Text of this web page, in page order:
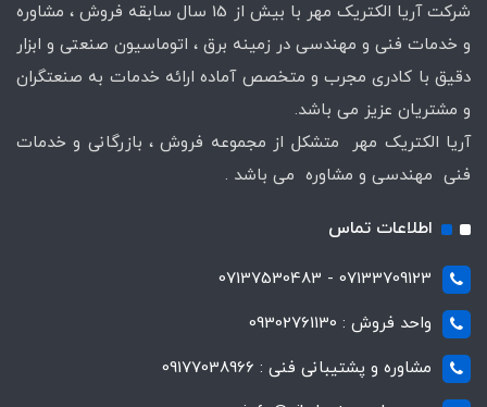
شرکت آریا الکتریک مهر با بیش از 15 سال سابقه فروش ، مشاوره
و خدمات فنی و مهندسی در زمینه برق ، اتوماسیون صنعتی و ابزار
دقیق با کادری مجرب و متخصص آماده ارائه خدمات به صنعتگران
و مشتریان عزیز می باشد.
آریا الکتریک مهر متشکل از مجموعه فروش ، بازرگانی و خدمات
فنی مهندسی و مشاوره می باشد .
اطلاعات تماس
07133709123 - 07137530483
واحد فروش : 09302761130
مشاوره و پشتیبانی فنی : 09177038966